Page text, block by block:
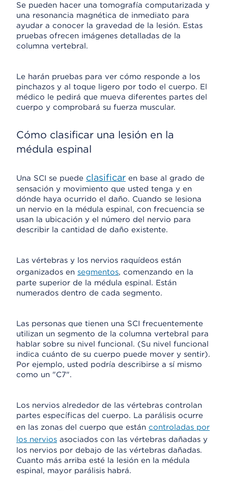
Se pueden hacer una tomografía computarizada y
una resonancia magnética de inmediato para
ayudar a conocer la gravedad de la lesión. Estas
pruebas ofrecen imágenes detalladas de la
columna vertebral.
Le harán pruebas para ver cómo responde a los
pinchazos y al toque ligero por todo el cuerpo. El
médico le pedirá que mueva diferentes partes del
cuerpo y comprobará su fuerza muscular.
Cómo clasificar una lesión en la
médula espinal
Una SCI se puede clasificar en base al grado de
sensación y movimiento que usted tenga y en
dónde haya ocurrido el daño. Cuando se lesiona
un nervio en la médula espinal, con frecuencia se
usan la ubicación y el número del nervio para
describir la cantidad de daño existente.
Las vértebras y los nervios raquídeos están
organizados en segmentos, comenzando en la
parte superior de la médula espinal. Están
numerados dentro de cada segmento.
Las personas que tienen una SCI frecuentemente
utilizan un segmento de la columna vertebral para
hablar sobre su nivel funcional. (Su nivel funcional
indica cuánto de su cuerpo puede mover y sentir).
Por ejemplo, usted podría describirse a sí mismo
como un "C7".
Los nervios alrededor de las vértebras controlan
partes específicas del cuerpo. La parálisis ocurre
en las zonas del cuerpo que están controladas por
los nervios asociados con las vértebras dañadas y
los nervios por debajo de las vértebras dañadas.
Cuanto más arriba esté la lesión en la médula
espinal, mayor parálisis habrá.